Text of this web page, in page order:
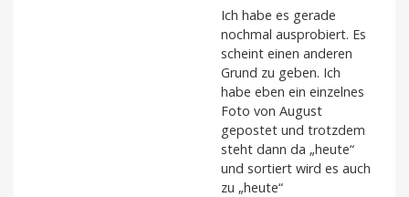
Ich habe es gerade
nochmal ausprobiert. Es
scheint einen anderen
Grund zu geben. Ich
habe eben ein einzelnes
Foto von August
gepostet und trotzdem
steht dann da „heute“
und sortiert wird es auch
zu „heute“